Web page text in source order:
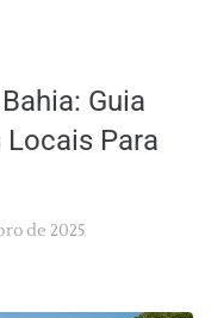
Guia
Para
de 2025